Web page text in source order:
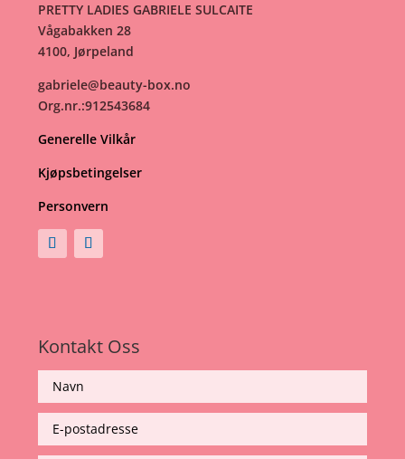
PRETTY LADIES GABRIELE SULCAITE
Vågabakken 28
4100, Jørpeland
gabriele@beauty-box.no
Org.nr.:912543684
Generelle Vilkår
Kjøpsbetingelser
Personvern
Kontakt Oss